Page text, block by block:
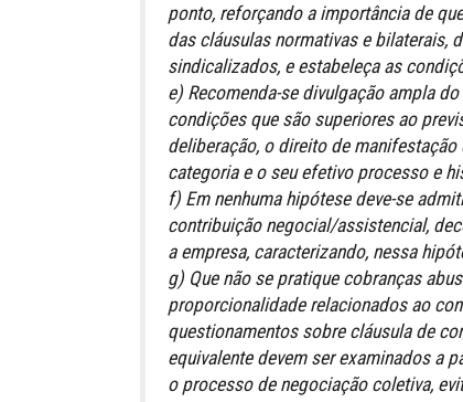
ponto, reforçando a importância de
das cláusulas normativas e bilaterais,
sindicalizados, e estabeleça as
e) Recomenda-se divulgação ampla
condições que são superiores ao
deliberação, o direito de
categoria e o seu efetivo processo e
f) Em nenhuma hipótese deve-se
contribuição negocial/assistencial,
a empresa, caracterizando, nessa
g) Que não se pratique cobranças
proporcionalidade relacionados ao
questionamentos sobre cláusula de
equivalente devem ser examinados a
o processo de negociação coletiva,